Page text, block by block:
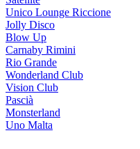
Unico Lounge Riccione
Jolly Disco
Blow Up
Carnaby Rimini
Rio Grande
Wonderland Club
Vision Club
Pascià
Monsterland
Uno Malta